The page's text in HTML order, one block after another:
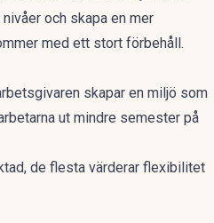
och skapa en mer
med ett stort förbehåll.
skapar en miljö som
ut mindre semester på
de flesta värderar flexibilitet